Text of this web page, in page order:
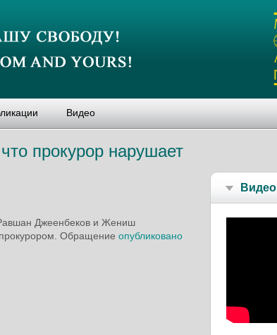
Видео
про­ку­рор на­ру­шает
Джеенбеков и Жениш
Обращение опубликовано
Видео